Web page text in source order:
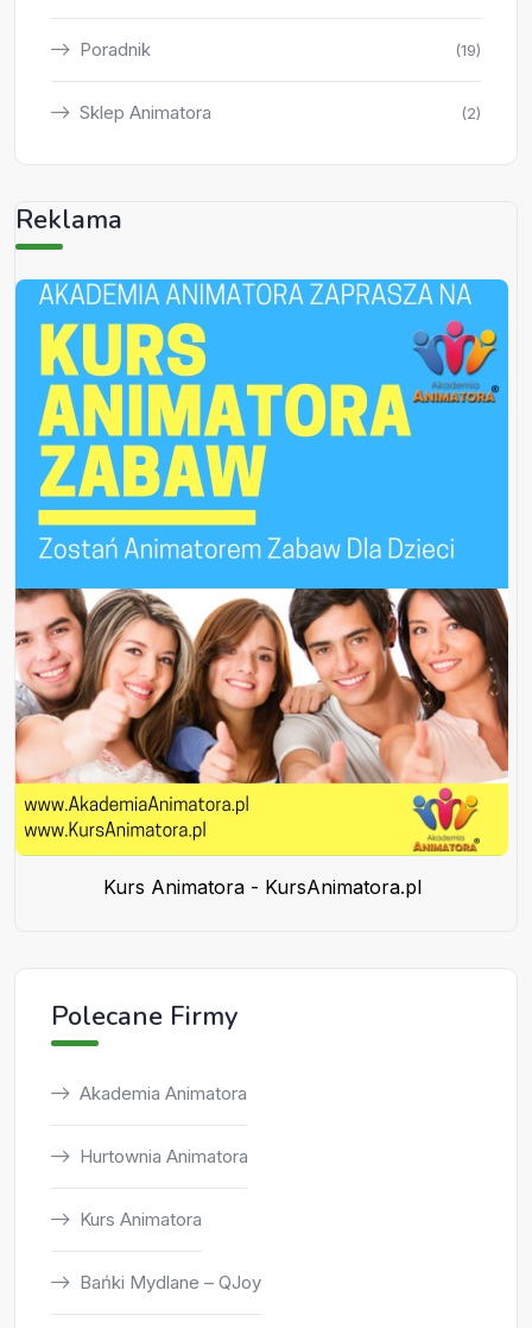
Poradnik (19)
Sklep Animatora (2)
Reklama
Kurs Animatora - KursAnimatora.pl
Polecane Firmy
Akademia Animatora
Hurtownia Animatora
Kurs Animatora
Bańki Mydlane – QJoy